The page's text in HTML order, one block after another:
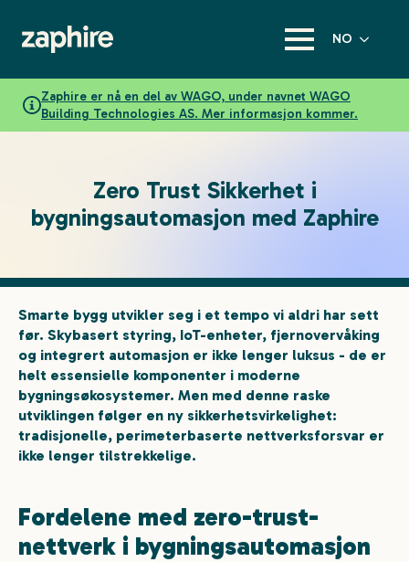
NO
Zaphire er nå en del av WAGO, under navnet WAGO
Building Technologies AS. Mer informasjon kommer.
Zero Trust Sikkerhet i
bygningsautomasjon med Zaphire
Smarte bygg utvikler seg i et tempo vi aldri har sett
før. Skybasert styring, IoT-enheter, fjernovervåking
og integrert automasjon er ikke lenger luksus - de er
helt essensielle komponenter i moderne
bygningsøkosystemer. Men med denne raske
utviklingen følger en ny sikkerhetsvirkelighet:
tradisjonelle, perimeterbaserte nettverksforsvar er
ikke lenger tilstrekkelige.
Fordelene med zero-trust-
nettverk i bygningsautomasjon